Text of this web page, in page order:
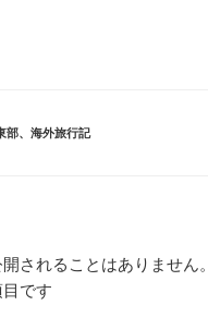
部、 海外旅行記
されることはありません。
です